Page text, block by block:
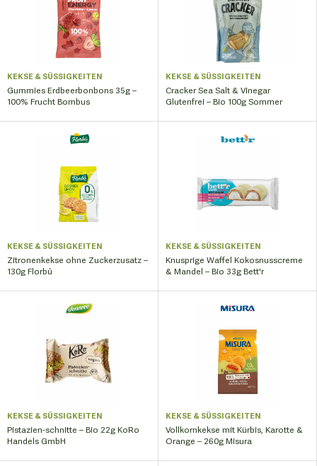
KEKSE & SÜSSIGKEITEN
Gummies Erdbeerbonbons 35g –
100% Frucht Bombus
KEKSE & SÜSSIGKEITEN
Cracker Sea Salt & Vinegar
Glutenfrei – Bio 100g Sommer
KEKSE & SÜSSIGKEITEN
Zitronenkekse ohne Zuckerzusatz –
130g Florbú
KEKSE & SÜSSIGKEITEN
Knusprige Waffel Kokosnusscreme
& Mandel – Bio 33g Bett'r
KEKSE & SÜSSIGKEITEN
Pistazien-schnitte – Bio 22g KoRo
Handels GmbH
KEKSE & SÜSSIGKEITEN
Vollkornkekse mit Kürbis, Karotte &
Orange – 260g Misura